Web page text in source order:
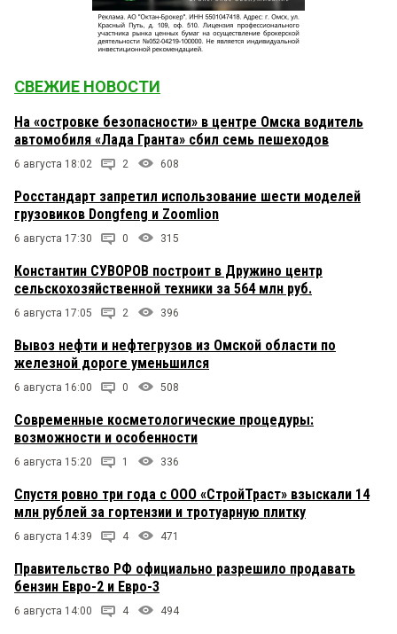
СВЕЖИЕ НОВОСТИ
На «островке безопасности» в центре Омска водитель
автомобиля «Лада Гранта» сбил семь пешеходов
6 августа 18:02 2 608
Росстандарт запретил использование шести моделей
грузовиков Dongfeng и Zoomlion
6 августа 17:30 0 315
Константин СУВОРОВ построит в Дружино центр
сельскохозяйственной техники за 564 млн руб.
6 августа 17:05 2 396
Вывоз нефти и нефтегрузов из Омской области по
железной дороге уменьшился
6 августа 16:00 0 508
Современные косметологические процедуры:
возможности и особенности
6 августа 15:20 1 336
Спустя ровно три года с ООО «СтройТраст» взыскали 14
млн рублей за гортензии и тротуарную плитку
6 августа 14:39 4 471
Правительство РФ официально разрешило продавать
бензин Евро-2 и Евро-3
6 августа 14:00 4 494